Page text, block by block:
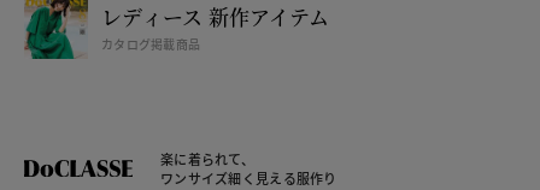
レディース 新作アイテム
カタログ掲載商品
楽に着られて、
ワンサイズ細く見える服作り